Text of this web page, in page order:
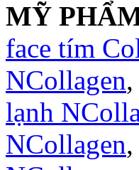
MỸ
face tím
NCollagen,
lạnh
NCollagen,